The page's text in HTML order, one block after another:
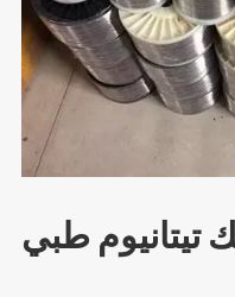
تيتانيوم طبي